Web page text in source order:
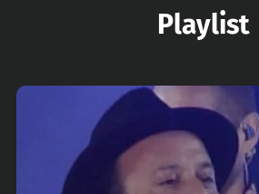
Playlist